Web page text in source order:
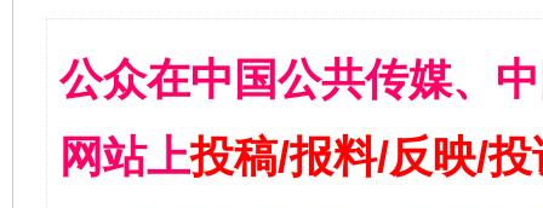
公众在中国公共传媒、
网站上投稿/报料/反映/